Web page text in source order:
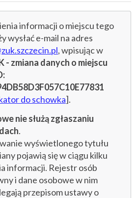
informacji o miejscu tego
wysłać e-mail na adres
, wpisując w
- zmiana danych o miejscu
do schowka].
nie służą zgłaszaniu
.
wyświetlonego tytułu
pojawią się w ciągu kilku
informacji. Rejestr osób
i dane osobowe w nim
przepisom ustawy o